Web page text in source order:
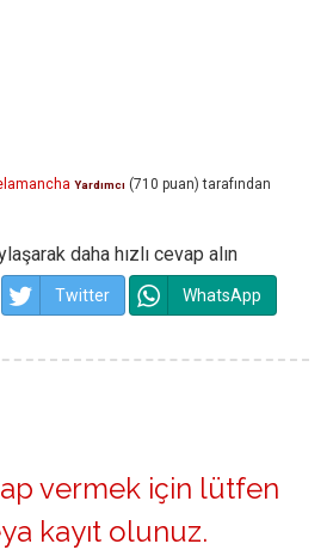
Yardımcı (710 puan) tarafından
daha hızlı cevap alın
Twitter WhatsApp
vermek için lütfen
kayıt olunuz.